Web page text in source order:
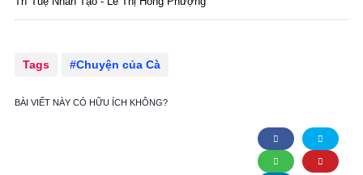
Tags Chuyện của Cà
BÀI VIẾT NÀY CÓ HỮU ÍCH KHÔNG?